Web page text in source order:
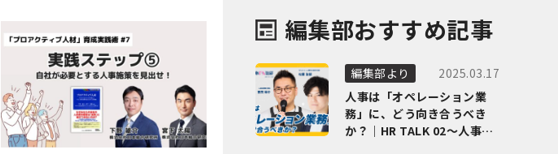
編集部おすすめ記事
編集部より
2025.03.17
人事は「オペレーション業
務」に、どう向き合うべき
か？｜HR TALK 02～人事DX